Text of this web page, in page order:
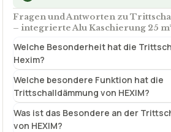
Fragen und Antworten zu
– integrierte Alu Kaschierung 25
Welche Besonderheit hat die
Hexim?
Welche besondere Funktion hat die
Trittschalldämmung von HEXIM?
Was ist das Besondere an der
von HEXIM?